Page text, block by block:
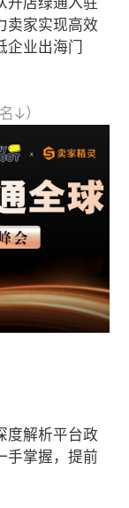
卖家实现高效
企业出海门
↓）
度解析平台政
手掌握，提前